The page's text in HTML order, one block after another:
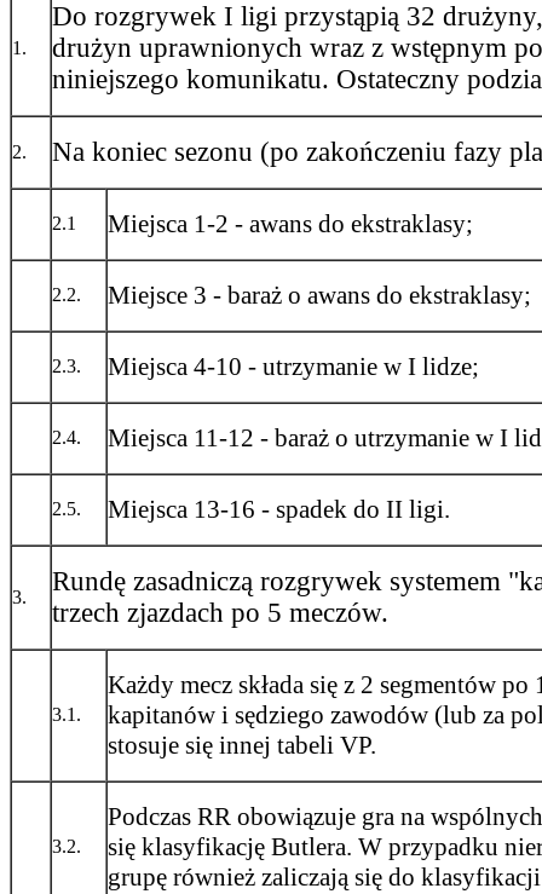
1.
Do rozgrywek I ligi przystąpią 32
drużyn uprawnionych wraz z wstępnym
niniejszego komunikatu. Ostateczny
2. Na koniec sezonu (po zakończeniu fazy
2.1 Miejsca 1-2 - awans do ekstraklasy;
2.2. Miejsce 3 - baraż o awans do ekstraklasy;
2.3. Miejsca 4-10 - utrzymanie w I lidze;
2.4. Miejsca 11-12 - baraż o utrzymanie w I
2.5. Miejsca 13-16 - spadek do II ligi.
3.
Rundę zasadniczą rozgrywek systemem
trzech zjazdach po 5 meczów.
3.1.
Każdy mecz składa się z 2 segmentów
kapitanów i sędziego zawodów (lub za
stosuje się innej tabeli VP.
3.2.
Podczas RR obowiązuje gra na
się klasyfikację Butlera. W przypadku
grupę również zaliczają się do